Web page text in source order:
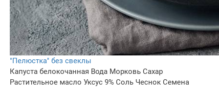
"Пелюстка" без свеклы
Капуста белокочанная Вода Морковь Сахар
Растительное масло Уксус 9% Соль Чеснок Семена